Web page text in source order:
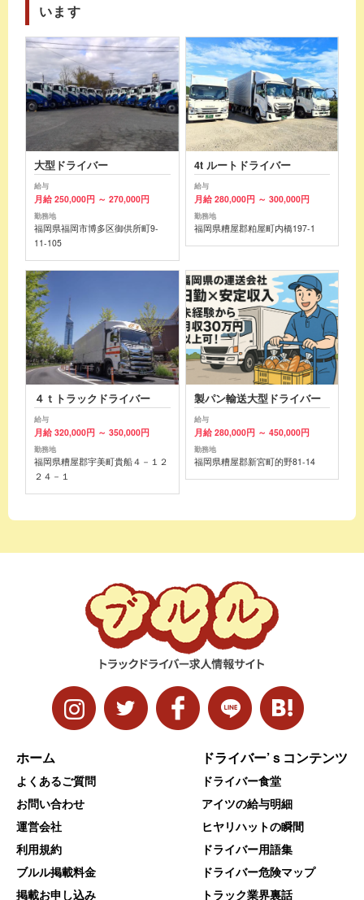
います
大型ドライバー
給与
月給 250,000円 ～ 270,000円
勤務地
福岡県福岡市博多区御供所町9-
11-105
4t ルートドライバー
給与
月給 280,000円 ～ 300,000円
勤務地
福岡県糟屋郡粕屋町内橋197-1
４ｔトラックドライバー
給与
月給 320,000円 ～ 350,000円
勤務地
福岡県糟屋郡宇美町貴船４－１２
２４－１
製パン輸送大型ドライバー
給与
月給 280,000円 ～ 450,000円
勤務地
福岡県糟屋郡新宮町的野81-14
ホーム
よくあるご質問
お問い合わせ
運営会社
利用規約
ブルル掲載料金
掲載お申し込み
ドライバー’ｓコンテンツ
ドライバー食堂
アイツの給与明細
ヒヤリハットの瞬間
ドライバー用語集
ドライバー危険マップ
トラック業界裏話